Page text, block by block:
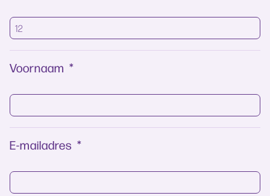
Voornaam *
E-mailadres *